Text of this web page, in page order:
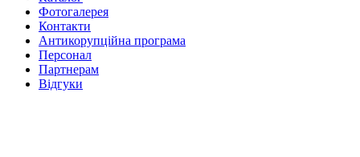
Фотогалерея
Контакти
Антикорупційна програма
Персонал
Партнерам
Відгуки